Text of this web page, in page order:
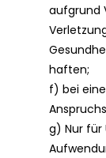
aufgrund
haften;
f) bei
g) Nur für